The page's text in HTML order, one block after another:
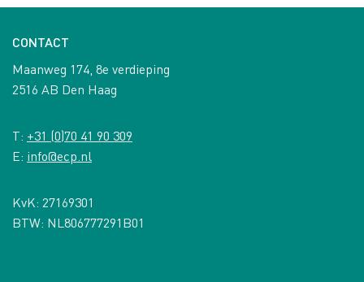
CONTACT
Maanweg 174, 8e verdieping
2516 AB Den Haag
T: +31 (0)70 41 90 309
E: info@ecp.nl
KvK: 27169301
BTW: NL806777291B01